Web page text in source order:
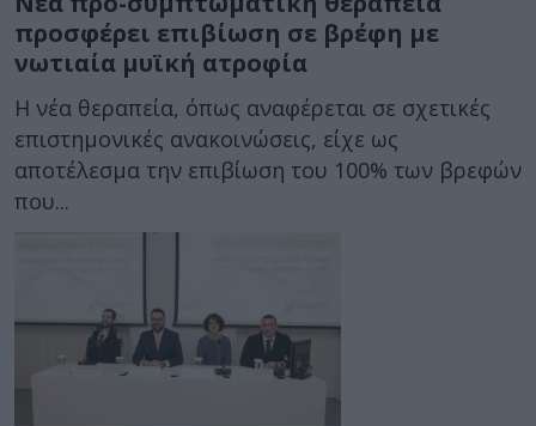
προσφέρει επιβίωση σε βρέφη με
νωτιαία μυϊκή ατροφία
Η νέα θεραπεία, όπως αναφέρεται σε σχετικές
επιστημονικές ανακοινώσεις, είχε ως
αποτέλεσμα την επιβίωση του 100% των βρεφών
που...